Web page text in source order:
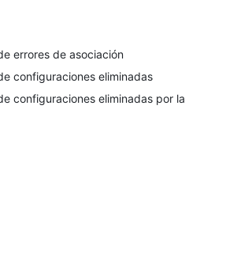
errores de asociación
configuraciones eliminadas
configuraciones eliminadas por la